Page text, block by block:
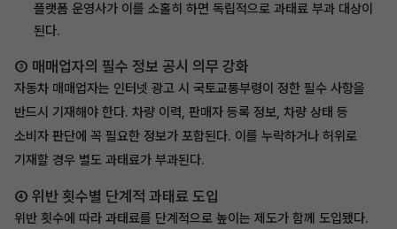
플랫폼 운영사가 이를 소홀히 하면 독립적으로 과태료 부과 대상이
된다.
③ 매매업자의 필수 정보 공시 의무 강화
자동차 매매업자는 인터넷 광고 시 국토교통부령이 정한 필수 사항을
반드시 기재해야 한다. 차량 이력, 판매자 등록 정보, 차량 상태 등
소비자 판단에 꼭 필요한 정보가 포함된다. 이를 누락하거나 허위로
기재할 경우 별도 과태료가 부과된다.
④ 위반 횟수별 단계적 과태료 도입
위반 횟수에 따라 과태료를 단계적으로 높이는 제도가 함께 도입됐다.